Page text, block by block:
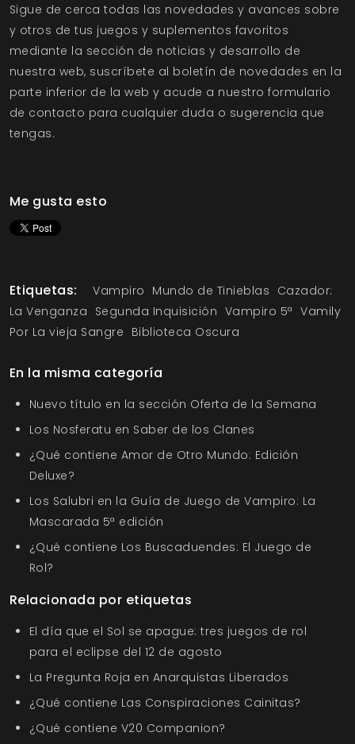
Sigue de cerca todas las novedades y avances sobre
y otros de tus juegos y suplementos favoritos
mediante la sección de noticias y desarrollo de
nuestra web, suscríbete al boletín de novedades en la
parte inferior de la web y acude a nuestroformulario
de contacto para cualquier duda o sugerencia que
tengas.
Me gusta esto
Etiquetas: Vampiro Mundo de Tinieblas Cazador:
La Venganza Segunda Inquisición Vampiro 5ª Vamily
Por La vieja Sangre Biblioteca Oscura
En la misma categoría
Nuevo título en la sección Oferta de la Semana
Los Nosferatu en Saber de los Clanes
¿Qué contiene Amor de Otro Mundo: Edición
Deluxe?
Los Salubri en la Guía de Juego de Vampiro: La
Mascarada 5ª edición
¿Qué contiene Los Buscaduendes: El Juego de
Rol?
Relacionada por etiquetas
El día que el Sol se apague: tres juegos de rol
para el eclipse del 12 de agosto
La Pregunta Roja en Anarquistas Liberados
¿Qué contiene Las Conspiraciones Cainitas?
¿Qué contiene V20 Companion?